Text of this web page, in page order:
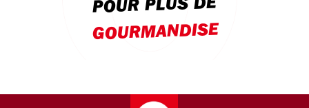
POUR PLUS DE
GOURMANDISE